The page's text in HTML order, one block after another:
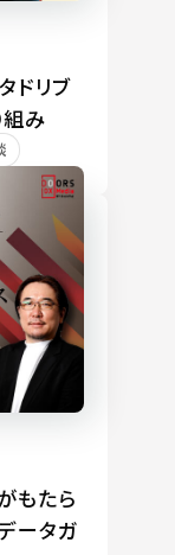
ドリブ
み
もたら
ータガ